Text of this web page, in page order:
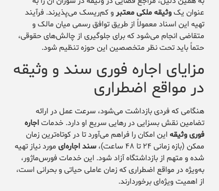
عنوان یکوثیقه ملکی معتبرو کم‌ریسک می‌پذیرند. فرآیند
تهیه این اسناد معمولاً از طریق توافق رسمی میان مالک و
متقاضی انجام می‌شود که برای جلوگیری از چالش‌های حقوقی،
حتماً باید تحت نظر متخصصین این حوزه تنظیم شود.
مزایای اجاره فوری سند و وثیقه
در مواقع اضطراری
هنگامی که فردی بازداشت می‌شود، سرعت عمل در ارائه
تضامین نقش بسزایی در رهایی سریع او دارد. خدماتاجاره
فوری وثیقه این امکان را فراهم می‌آورد تا در کوتاه‌ترین زمان
ممکن (بازه زمانی ۲۴ تا ۴۸ ساعت)،
سند اجاره‌ای مورد نیاز تهیه
شده و متهم از بازداشتگاه آزاد شود. این خدمات فورس‌ماژور،
به‌ویژه در مواقع اضطراری که زمان عاملی حیاتی و بحرانی است،
از اهمیت ویژه‌ای برخوردارند.